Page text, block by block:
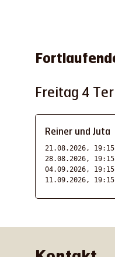
Freitag 4
Reiner und Juta
21.08.2026,
28.08.2026,
04.09.2026,
11.09.2026,